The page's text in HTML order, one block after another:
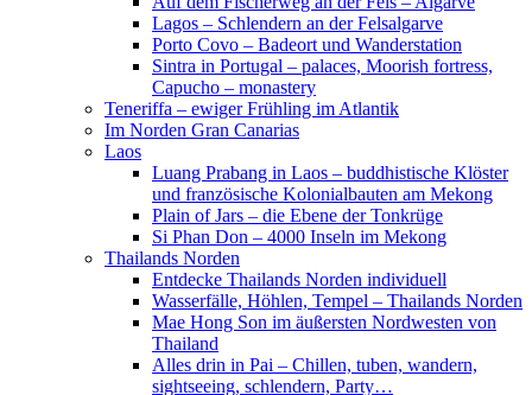
Lagos – Schlendern an der Felsalgarve
Porto Covo – Badeort und Wanderstation
Sintra in Portugal – palaces, Moorish fortress,
Capucho – monastery
Teneriffa – ewiger Frühling im Atlantik
Im Norden Gran Canarias
Laos
Luang Prabang in Laos – buddhistische Klöster
und französische Kolonialbauten am Mekong
Plain of Jars – die Ebene der Tonkrüge
Si Phan Don – 4000 Inseln im Mekong
Thailands Norden
Entdecke Thailands Norden individuell
Wasserfälle, Höhlen, Tempel – Thailands Norden
Mae Hong Son im äußersten Nordwesten von
Thailand
Alles drin in Pai – Chillen, tuben, wandern,
sightseeing, schlendern, Party…